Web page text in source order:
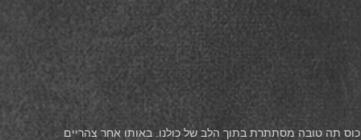
כוס תה טובה מסתתרת בתוך הלב של כולנו. באותו אחר צהריים